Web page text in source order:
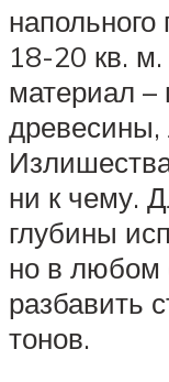
напольного
18-20 кв.
материал –
древесины,
ни к чему.
глубины
но в любом
разбавить
тонов.